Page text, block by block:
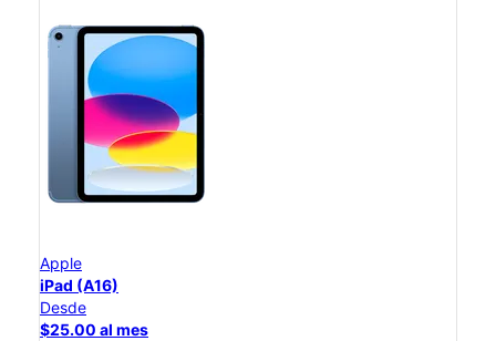
Apple
iPad (A16)
Desde
$25.00 al mes